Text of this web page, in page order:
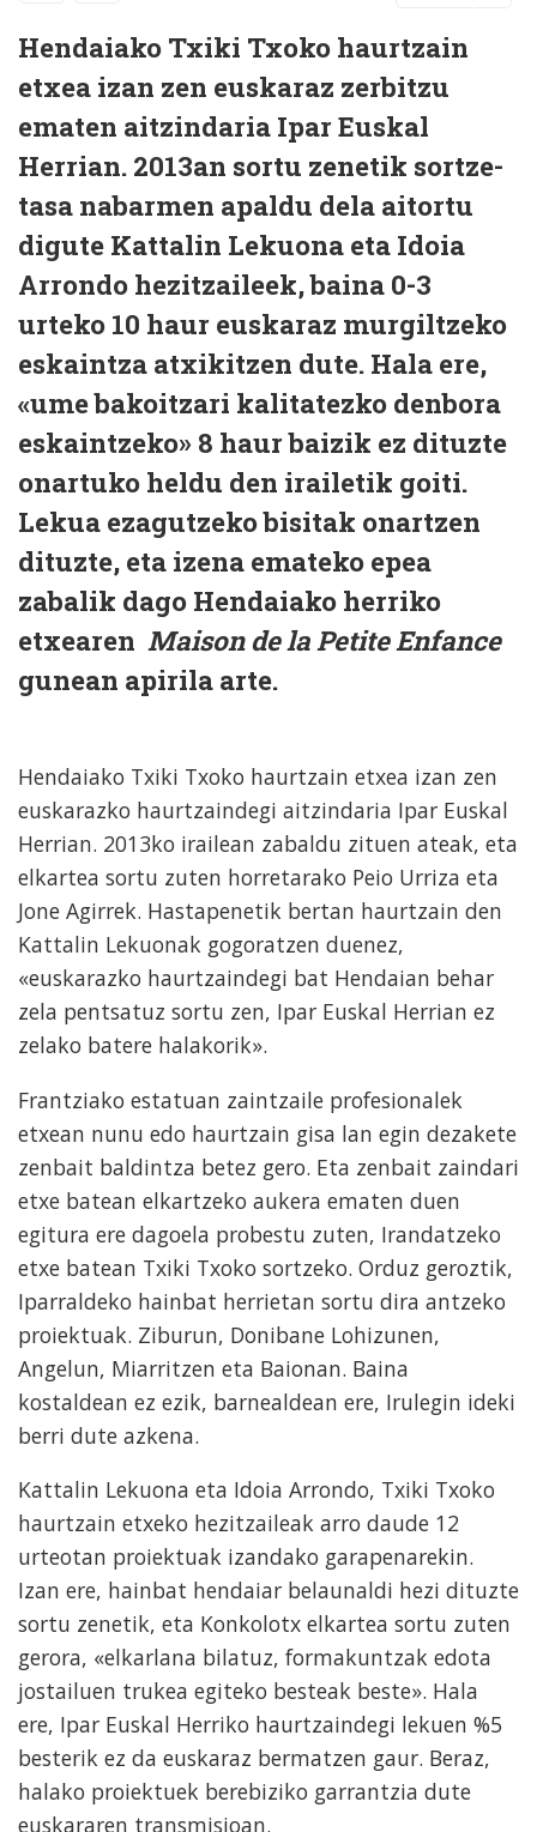
Hendaiako Txiki Txoko haurtzain
etxea izan zen euskaraz zerbitzu
ematen aitzindaria Ipar Euskal
Herrian. 2013an sortu zenetik sortze-
tasa nabarmen apaldu dela aitortu
digute Kattalin Lekuona eta Idoia
Arrondo hezitzaileek, baina 0-3
urteko 10 haur euskaraz murgiltzeko
eskaintza atxikitzen dute. Hala ere,
«ume bakoitzari kalitatezko denbora
eskaintzeko» 8 haur baizik ez dituzte
onartuko heldu den irailetik goiti.
Lekua ezagutzeko bisitak onartzen
dituzte, eta izena emateko epea
zabalik dago Hendaiako herriko
etxearen Maison de la Petite Enfance
gunean apirila arte.
Hendaiako Txiki Txoko haurtzain etxea izan zen
euskarazko haurtzaindegi aitzindaria Ipar Euskal
Herrian. 2013ko irailean zabaldu zituen ateak, eta
elkartea sortu zuten horretarako Peio Urriza eta
Jone Agirrek. Hastapenetik bertan haurtzain den
Kattalin Lekuonak gogoratzen duenez,
«euskarazko haurtzaindegi bat Hendaian behar
zela pentsatuz sortu zen, Ipar Euskal Herrian ez
zelako batere halakorik».
Frantziako estatuan zaintzaile profesionalek
etxean nunu edo haurtzain gisa lan egin dezakete
zenbait baldintza betez gero. Eta zenbait zaindari
etxe batean elkartzeko aukera ematen duen
egitura ere dagoela probestu zuten, Irandatzeko
etxe batean Txiki Txoko sortzeko. Orduz geroztik,
Iparraldeko hainbat herrietan sortu dira antzeko
proiektuak. Ziburun, Donibane Lohizunen,
Angelun, Miarritzen eta Baionan. Baina
kostaldean ez ezik, barnealdean ere, Irulegin ideki
berri dute azkena.
Kattalin Lekuona eta Idoia Arrondo, Txiki Txoko
haurtzain etxeko hezitzaileak arro daude 12
urteotan proiektuak izandako garapenarekin.
Izan ere, hainbat hendaiar belaunaldi hezi dituzte
sortu zenetik, eta Konkolotx elkartea sortu zuten
gerora, «elkarlana bilatuz, formakuntzak edota
jostailuen trukea egiteko besteak beste». Hala
ere, Ipar Euskal Herriko haurtzaindegi lekuen %5
besterik ez da euskaraz bermatzen gaur. Beraz,
halako proiektuek berebiziko garrantzia dute
euskararen transmisioan.